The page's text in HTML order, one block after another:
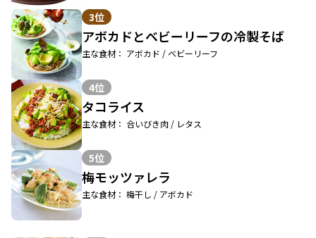
3位
アボカドとベビーリーフの冷製そば
主な食材： アボカド / ベビーリーフ
4位
タコライス
主な食材： 合いびき肉 / レタス
5位
梅モッツァレラ
主な食材： 梅干し / アボカド